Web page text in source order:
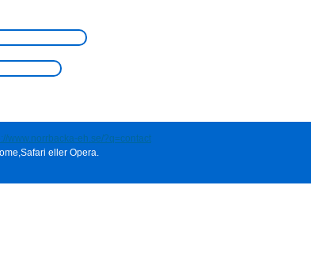
www.norrbacka-eh.se/?q=contact
eller Opera.